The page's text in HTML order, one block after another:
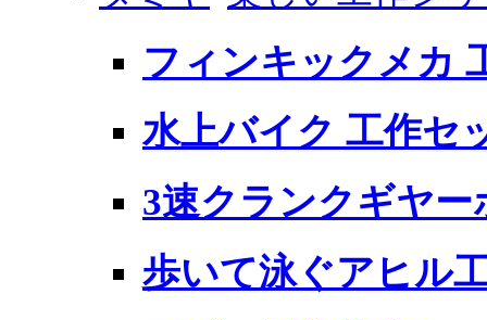
フィンキックメカ
水上バイク 工作セ
3速クランクギヤ
歩いて泳ぐアヒル